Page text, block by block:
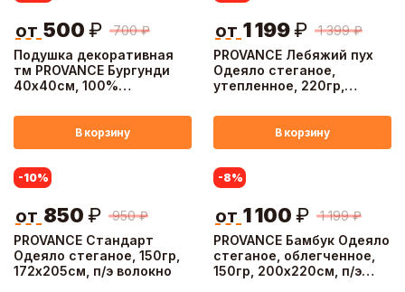
Подушка декоративная
тм PROVANCE Бургунди
40х40см, 100%
700 ₽
от 500 ₽
В корзину
PROVANCE Лебяжий пух
Одеяло стеганое,
утепленное, 220гр,
1 399 ₽
от 1 199₽
В корзину
PROVANCE Стандарт
Одеяло стеганое, 150гр,
172х205см, п/э волокно
-10%
950 ₽
от 850 ₽
PROVANCE Бамбук Одеяло
стеганое, облегченное,
150гр, 200х220см, п/э
-8%
1 199 ₽
от 1 100 ₽